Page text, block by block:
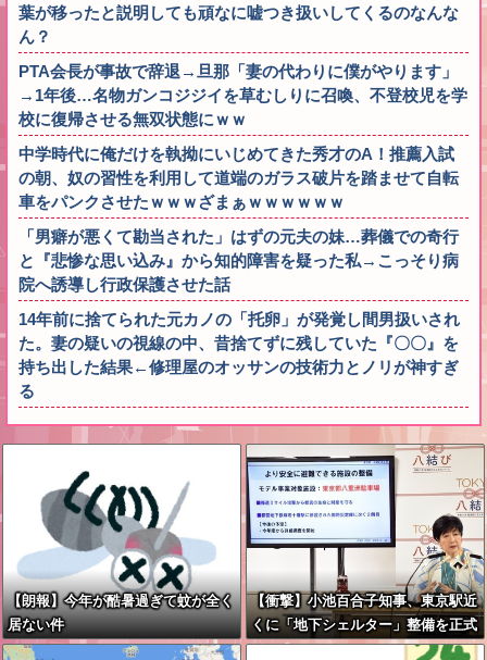
葉が移ったと説明しても頑なに嘘つき扱いしてくるのなんな
ん？
PTA会長が事故で辞退→旦那「妻の代わりに僕がやります」
→1年後…名物ガンコジジイを草むしりに召喚、不登校児を学
校に復帰させる無双状態にｗｗ
中学時代に俺だけを執拗にいじめてきた秀才のA！推薦入試
の朝、奴の習性を利用して道端のガラス破片を踏ませて自転
車をパンクさせたｗｗｗざまぁｗｗｗｗｗｗ
「男癖が悪くて勘当された」はずの元夫の妹…葬儀での奇行
と『悲惨な思い込み』から知的障害を疑った私→こっそり病
院へ誘導し行政保護させた話
14年前に捨てられた元カノの「托卵」が発覚し間男扱いされ
た。妻の疑いの視線の中、昔捨てずに残していた『〇〇』を
持ち出した結果←修理屋のオッサンの技術力とノリが神すぎ
る
【朗報】今年が酷暑過ぎて蚊が全く
居ない件
【衝撃】小池百合子知事、東京駅近
くに「地下シェルター」整備を正式
表明ｗｗｗｗｗｗｗｗｗ